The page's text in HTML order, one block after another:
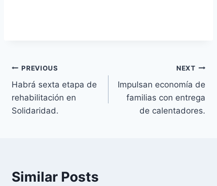
PREVIOUS
Habrá sexta etapa de
rehabilitación en
Solidaridad.
NEXT
Impulsan economía de
familias con entrega
de calentadores.
Similar Posts